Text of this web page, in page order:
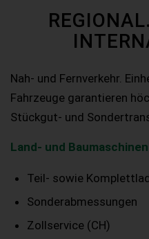
Nah- und Fernverkehr.
Fahrzeuge garantieren
Stückgut- und
Land- und
Teil- sowie
Sonderabmessungen
Zollservice (CH)